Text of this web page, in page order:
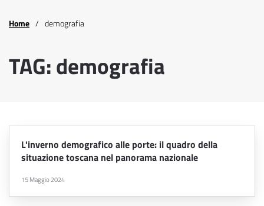
Home demografia
TAG: demografia
L'inverno demografico alle porte: il quadro della
situazione toscana nel panorama nazionale
15 Maggio 2024